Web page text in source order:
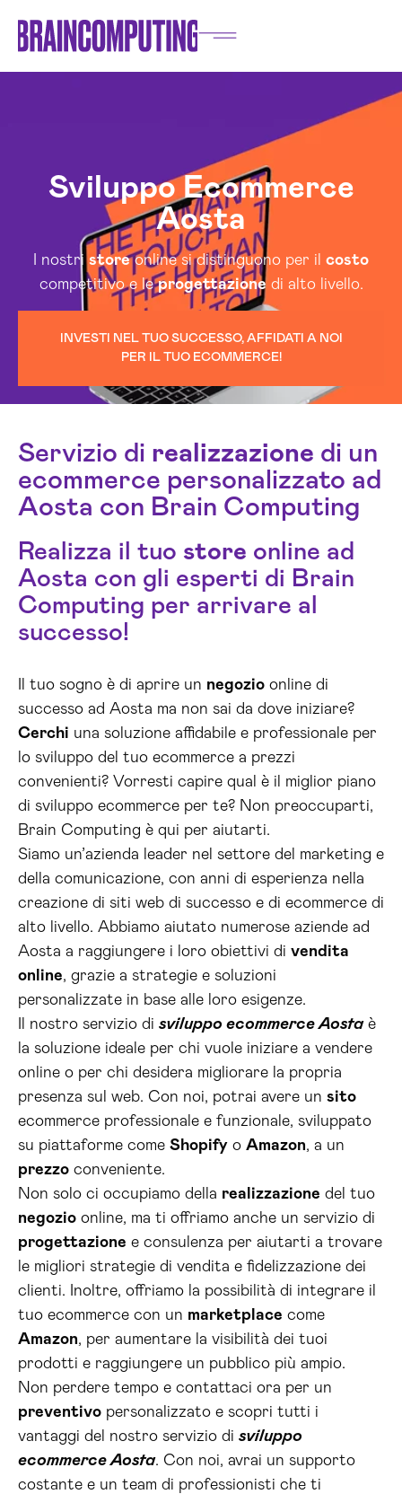
Sviluppo Ecommerce
Aosta
I nostristoreonline si distinguono per il costo
competitivo e leprogettazionedi alto livello.
INVESTI NEL TUO SUCCESSO, AFFIDATI A NOI
PER IL TUO ECOMMERCE!
Servizio di realizzazione di un
ecommerce personalizzato ad
Aosta con Brain Computing
Realizza il tuo store online ad
Aosta con gli esperti di Brain
Computing per arrivare al
successo!
Il tuo sogno è di aprire un negozio online di
successo ad Aosta ma non sai da dove iniziare?
Cerchi una soluzione affidabile e professionale per
lo sviluppo del tuo ecommerce a prezzi
convenienti? Vorresti capire qual è il miglior piano
di sviluppo ecommerce per te? Non preoccuparti,
Brain Computing è qui per aiutarti.
Siamo un’azienda leader nel settore del marketing e
della comunicazione, con anni di esperienza nella
creazione di siti web di successo e di ecommerce di
alto livello. Abbiamo aiutato numerose aziende ad
Aosta a raggiungere i loro obiettivi di vendita
online, grazie a strategie e soluzioni
personalizzate in base alle loro esigenze.
Il nostro servizio di sviluppo ecommerce Aostaè
la soluzione ideale per chi vuole iniziare a vendere
online o per chi desidera migliorare la propria
presenza sul web. Con noi, potrai avere un sito
ecommerce professionale e funzionale, sviluppato
su piattaforme come Shopify o Amazon, a un
prezzo conveniente.
Non solo ci occupiamo della realizzazione del tuo
negozio online, ma ti offriamo anche un servizio di
progettazione e consulenza per aiutarti a trovare
le migliori strategie di vendita e fidelizzazione dei
clienti. Inoltre, offriamo la possibilità di integrare il
tuo ecommerce con un marketplace come
Amazon, per aumentare la visibilità dei tuoi
prodotti e raggiungere un pubblico più ampio.
Non perdere tempo e contattaci ora per un
preventivo personalizzato e scopri tutti i
vantaggi del nostro servizio di sviluppo
ecommerce Aosta. Con noi, avrai un supporto
costante e un team di professionisti che ti